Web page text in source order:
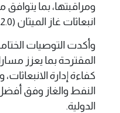
ومراقبتها، بما
انبعاثات غاز الميثان (OGMP 2.0).
وأكدت التوصيات
المقترحة بما يعزز
كفاءة إدارة
النفط والغاز وفق
الدولية.